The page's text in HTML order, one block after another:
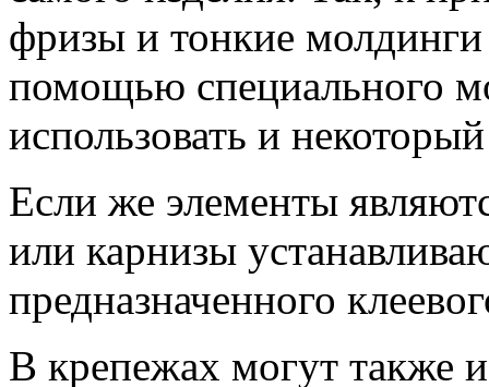
фризы и тонкие
помощью специального
использовать и
Если же элементы
или карнизы
предназначенного
В крепежах могут также